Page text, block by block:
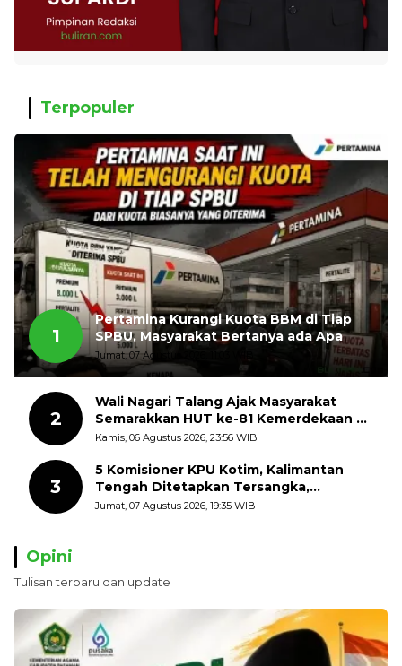
Terpopuler
1
Pertamina Kurangi Kuota BBM di Tiap
SPBU, Masyarakat Bertanya ada Apa
Jumat, 07 Agustus 2026, 11:03 WIB
2
Wali Nagari Talang Ajak Masyarakat
Semarakkan HUT ke-81 Kemerdekaan RI
dengan Mengibarkan Bendera Merah
Kamis, 06 Agustus 2026, 23:56 WIB
3
5 Komisioner KPU Kotim, Kalimantan
Tengah Ditetapkan Tersangka,
Kerugian Negara ditaksir 10 Milyard
Jumat, 07 Agustus 2026, 19:35 WIB
Opini
Tulisan terbaru dan update